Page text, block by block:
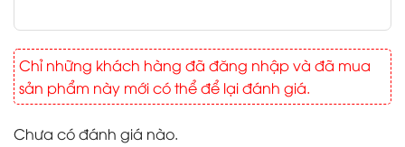
Chỉ những khách hàng đã đăng nhập và đã mua
sản phẩm này mới có thể để lại đánh giá.
Chưa có đánh giá nào.